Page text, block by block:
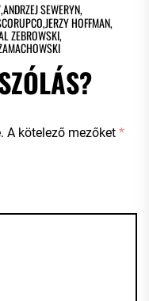
,ANDRZEJ SEWERYN,
,JERZY HOFFMAN,
ZEBROWSKI,
A kötelező mezőket *